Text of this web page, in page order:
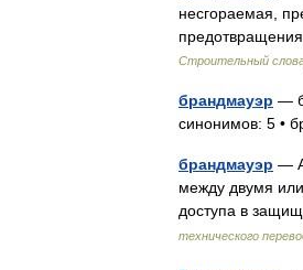
несгораемая,
Строительный
брандмауэр —
синонимов: 5 •
брандмауэр —
между двумя
доступа в
технического